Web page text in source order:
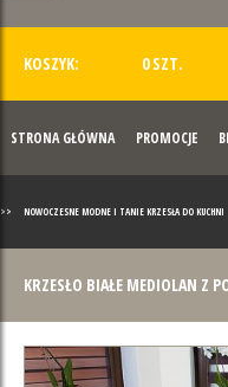
KOSZYK: 0 SZT.
STRONA GŁÓWNA PROMOCJE
>> NOWOCZESNE MODNE I TANIE KRZESŁA DO KUCHNI
KRZESŁO BIAŁE MEDIOLAN Z